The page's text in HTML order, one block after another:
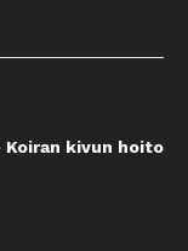
Koiran kivun hoito